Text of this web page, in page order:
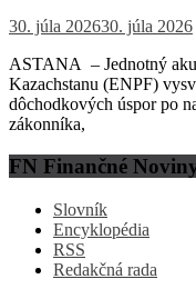
30. júla 202630. júla 2026
ASTANA – Jednotný
Kazachstanu (ENPF)
dôchodkových úspor po
zákonníka,
FN Finančné
Slovník
Encyklopédia
RSS
Redakčná rada